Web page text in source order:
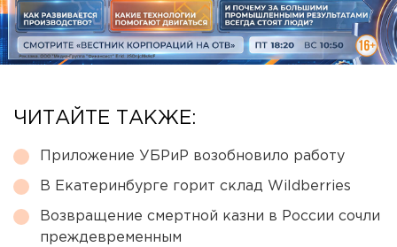
ЧИТАЙТЕ ТАКЖЕ:
Приложение УБРиР возобновило работу
В Екатеринбурге горит склад Wildberries
Возвращение смертной казни в России сочли
преждевременным